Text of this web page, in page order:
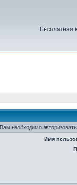
Бесплатная
Вам необходимо
Имя